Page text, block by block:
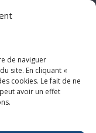
de naviguer
site. En cliquant «
cookies. Le fait de ne
avoir un effet